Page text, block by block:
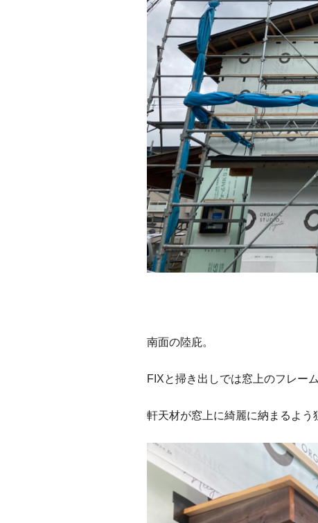
南面の陸庇。
FIXと掃き出しでは窓上のフレー
軒天材が窓上に綺麗に納まるよう